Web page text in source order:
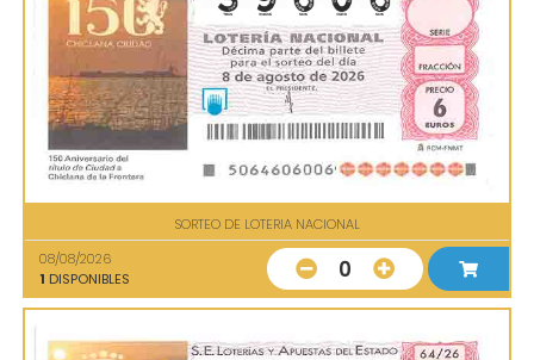
SORTEO DE LOTERIA NACIONAL
08/08/2026
1 DISPONIBLES 0